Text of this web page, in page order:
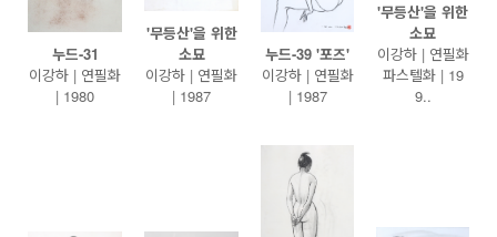
누드-31
이강하 | 연필화
| 1980
'무등산'을 위한
소묘
이강하 | 연필화
| 1987
누드-39 '포즈'
이강하 | 연필화
| 1987
'무등산'을 위한
소묘
이강하 | 연필화
파스텔화 | 19
9..